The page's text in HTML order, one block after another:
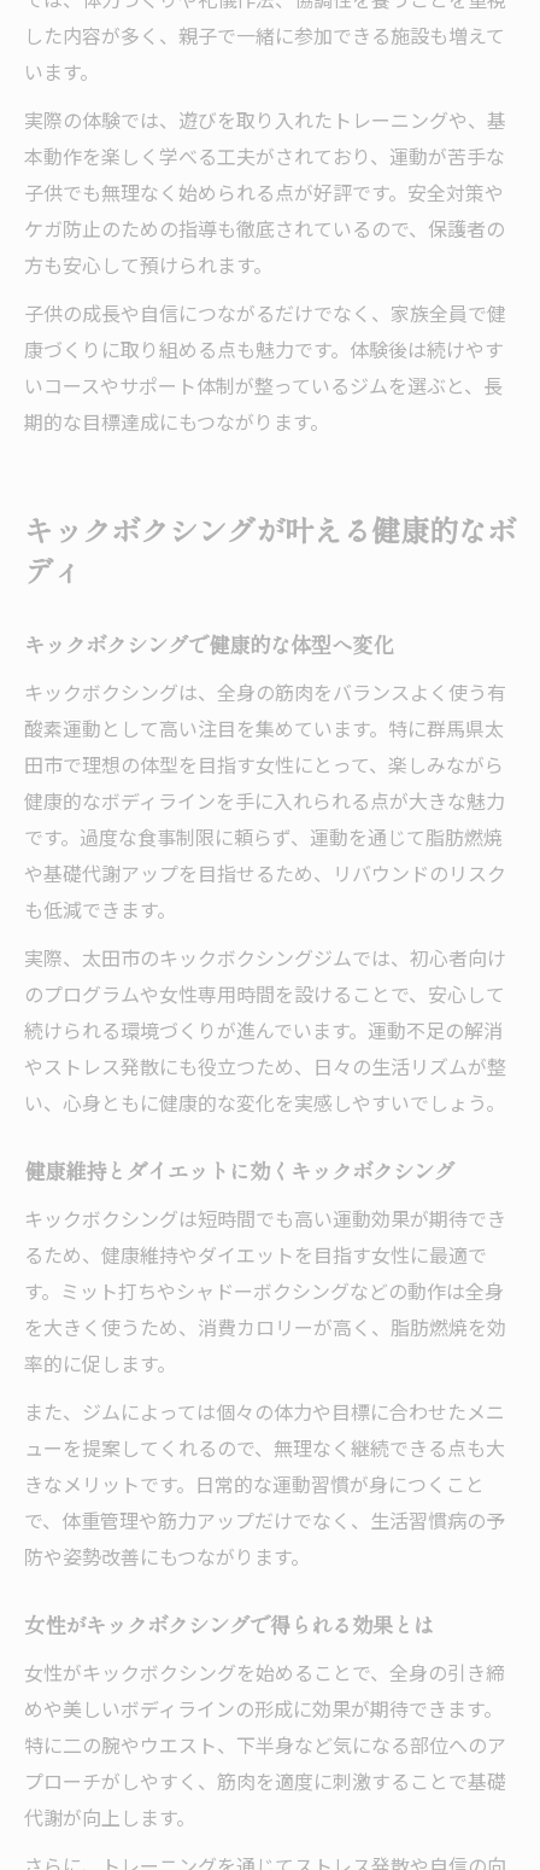
した内容が多く、親子で一緒に参加できる施設も増えて
います。
実際の体験では、遊びを取り入れたトレーニングや、基
本動作を楽しく学べる工夫がされており、運動が苦手な
子供でも無理なく始められる点が好評です。安全対策や
ケガ防止のための指導も徹底されているので、保護者の
方も安心して預けられます。
子供の成長や自信につながるだけでなく、家族全員で健
康づくりに取り組める点も魅力です。体験後は続けやす
いコースやサポート体制が整っているジムを選ぶと、長
期的な目標達成にもつながります。
キックボクシングが叶える健康的なボ
ディ
キックボクシングで健康的な体型へ変化
キックボクシングは、全身の筋肉をバランスよく使う有
酸素運動として高い注目を集めています。特に群馬県太
田市で理想の体型を目指す女性にとって、楽しみながら
健康的なボディラインを手に入れられる点が大きな魅力
です。過度な食事制限に頼らず、運動を通じて脂肪燃焼
や基礎代謝アップを目指せるため、リバウンドのリスク
も低減できます。
実際、太田市のキックボクシングジムでは、初心者向け
のプログラムや女性専用時間を設けることで、安心して
続けられる環境づくりが進んでいます。運動不足の解消
やストレス発散にも役立つため、日々の生活リズムが整
い、心身ともに健康的な変化を実感しやすいでしょう。
健康維持とダイエットに効くキックボクシング
キックボクシングは短時間でも高い運動効果が期待でき
るため、健康維持やダイエットを目指す女性に最適で
す。ミット打ちやシャドーボクシングなどの動作は全身
を大きく使うため、消費カロリーが高く、脂肪燃焼を効
率的に促します。
また、ジムによっては個々の体力や目標に合わせたメニ
ューを提案してくれるので、無理なく継続できる点も大
きなメリットです。日常的な運動習慣が身につくこと
で、体重管理や筋力アップだけでなく、生活習慣病の予
防や姿勢改善にもつながります。
女性がキックボクシングで得られる効果とは
女性がキックボクシングを始めることで、全身の引き締
めや美しいボディラインの形成に効果が期待できます。
特に二の腕やウエスト、下半身など気になる部位へのア
プローチがしやすく、筋肉を適度に刺激することで基礎
代謝が向上します。